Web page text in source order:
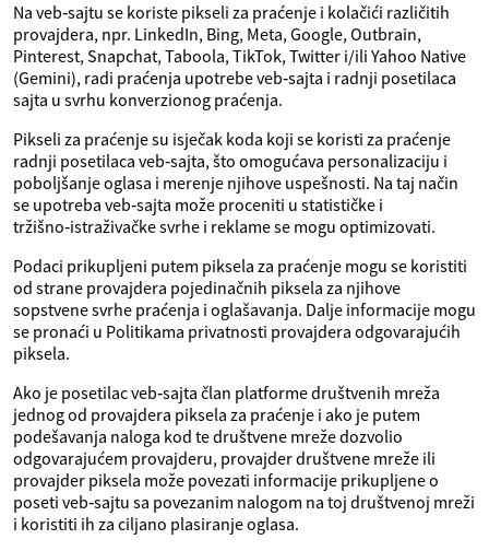
Na veb‑sajtu se koriste pikseli za praćenje i kolačići različitih
provajdera, npr. LinkedIn, Bing, Meta, Google, Outbrain,
Pinterest, Snapchat, Taboola, TikTok, Twitter i/ili Yahoo Native
(Gemini), radi praćenja upotrebe veb‑sajta i radnji posetilaca
sajta u svrhu konverzionog praćenja.
Pikseli za praćenje su isječak koda koji se koristi za praćenje
radnji posetilaca veb‑sajta, što omogućava personalizaciju i
poboljšanje oglasa i merenje njihove uspešnosti. Na taj način
se upotreba veb‑sajta može proceniti u statističke i
tržišno‑istraživačke svrhe i reklame se mogu optimizovati.
Podaci prikupljeni putem piksela za praćenje mogu se koristiti
od strane provajdera pojedinačnih piksela za njihove
sopstvene svrhe praćenja i oglašavanja. Dalje informacije mogu
se pronaći u Politikama privatnosti provajdera odgovarajućih
piksela.
Ako je posetilac veb‑sajta član platforme društvenih mreža
jednog od provajdera piksela za praćenje i ako je putem
podešavanja naloga kod te društvene mreže dozvolio
odgovarajućem provajderu, provajder društvene mreže ili
provajder piksela može povezati informacije prikupljene o
poseti veb‑sajtu sa povezanim nalogom na toj društvenoj mreži
i koristiti ih za ciljano plasiranje oglasa.